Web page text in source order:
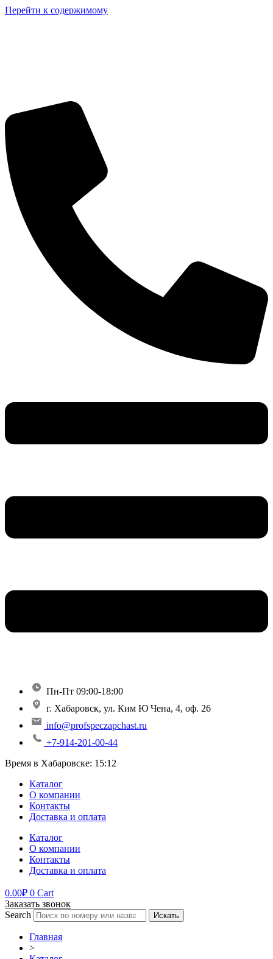
Перейти к содержимому
Пн-Пт 09:00-18:00
г. Хабаровск, ул. Ким Ю Чена, 4, оф. 26
info@profspeczapchast.ru
+7-914-201-00-44
Время в Хабаровске: 15:12
Каталог
О компании
Контакты
Доставка и оплата
Каталог
О компании
Контакты
Доставка и оплата
0.00₽ 0 Cart
Заказать звонок
Search
Искать
Главная
>